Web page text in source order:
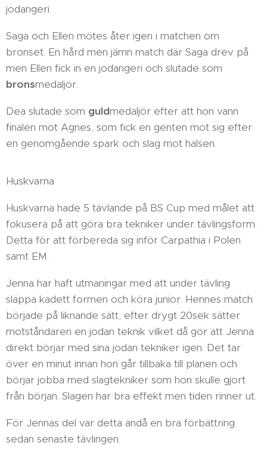
jodangeri.
Saga och Ellen mötes åter igen i matchen om
bronset. En hård men jämn match där Saga drev på
men Ellen fick in en jodangeri och slutade som
bronsmedaljör.
Dea slutade som guldmedaljör efter att hon vann
finalen mot Agnes, som fick en genten mot sig efter
en genomgående spark och slag mot halsen.
Huskvarna
Huskvarna hade 5 tävlande på BS Cup med målet att
fokusera på att göra bra tekniker under tävlingsform.
Detta för att förbereda sig inför Carpathia i Polen
samt EM.
Jenna har haft utmaningar med att under tävling
släppa kadett formen och köra junior. Hennes match
började på liknande sätt, efter drygt 20sek sätter
motståndaren en jodan teknik vilket då gör att Jenna
direkt börjar med sina jodan tekniker igen. Det tar
över en minut innan hon går tillbaka till planen och
börjar jobba med slagtekniker som hon skulle gjort
från början. Slagen har bra effekt men tiden rinner ut.
För Jennas del var detta ändå en bra förbättring
sedan senaste tävlingen.